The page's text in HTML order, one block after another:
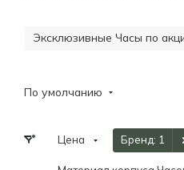
Эксклюзивные Часы по
По умолчанию
Цена Бренд: 1